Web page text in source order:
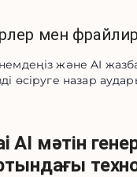
мен
және AI
өсіруге назар
AI мәтін